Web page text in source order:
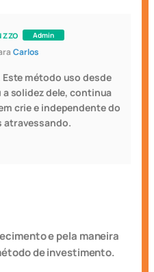
Admin
Carlos
método uso desde
solidez dele, continua
crie e independente do
atravessando.
e pela maneira
de investimento.